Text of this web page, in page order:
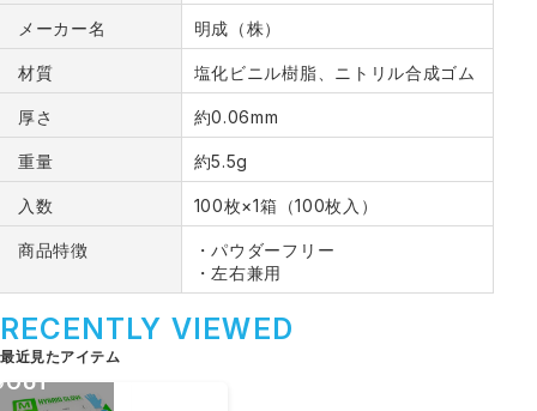
メーカー名 明成（株）
材質 塩化ビニル樹脂、ニトリル合成ゴム
厚さ 約0.06mm
重量 約5.5g
入数 100枚×1箱（100枚入）
商品特徴
・パウダーフリー
・左右兼用
RECENTLY VIEWED
最近見たアイテム